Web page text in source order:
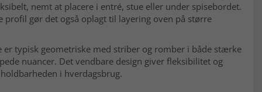
nemt at placere i entré, stue eller under spisebordet.
profil gør det også oplagt til layering oven på større
er typisk geometriske med striber og romber i både stærke
nuancer. Det vendbare design giver fleksibilitet og
i hverdagsbrug.